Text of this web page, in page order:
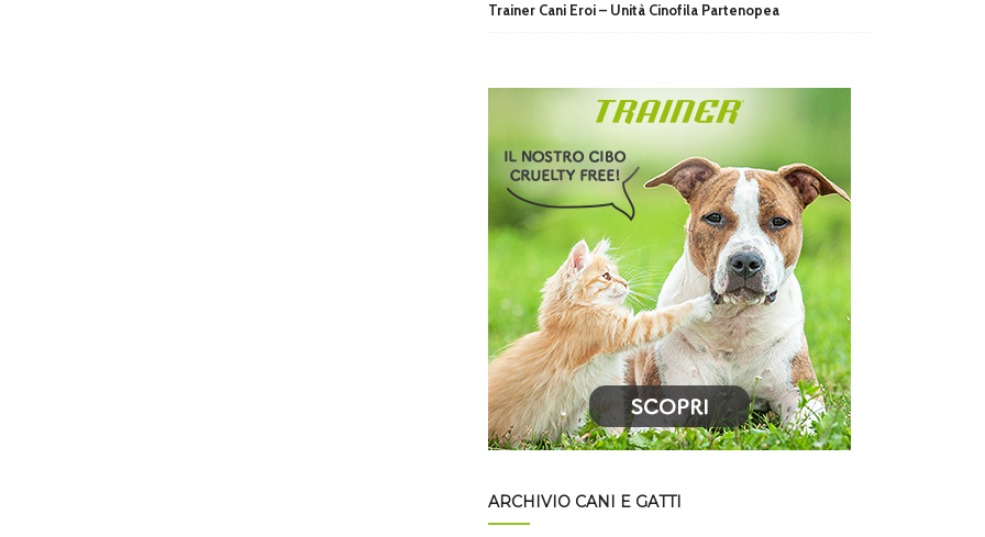
Trainer Cani Eroi – Unità Cinofila Partenopea
ARCHIVIO CANI E GATTI